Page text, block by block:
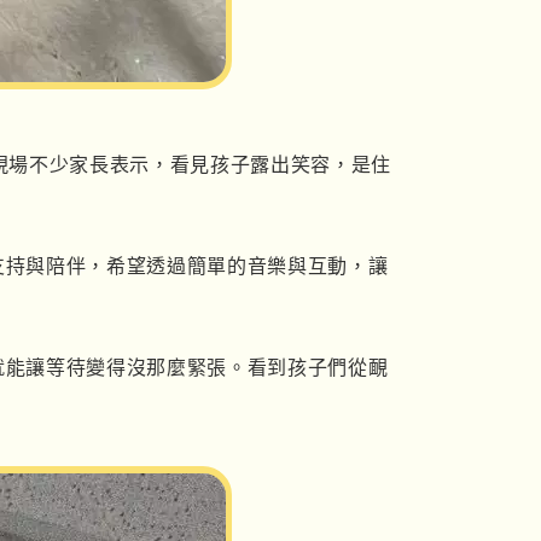
不少家長表示，看見孩子露出笑容，是住
與陪伴，希望透過簡單的音樂與互動，讓
讓等待變得沒那麼緊張。看到孩子們從靦